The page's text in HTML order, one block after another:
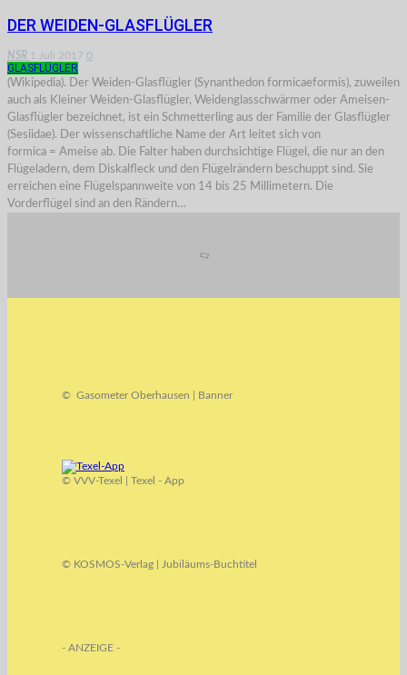
DER WEIDEN-GLASFLÜGLER
NSR 1.Juli 2017 0
GLASFLÜGLER
(Wikipedia). Der Weiden-Glasflügler (Synanthedon formicaeformis), zuweilen
auch als Kleiner Weiden-Glasflügler, Weidenglasschwärmer oder Ameisen-
Glasflügler bezeichnet, ist ein Schmetterling aus der Familie der Glasflügler
(Sesiidae). Der wissenschaftliche Name der Art leitet sich von
formica = Ameise ab. Die Falter haben durchsichtige Flügel, die nur an den
Flügeladern, dem Diskalfleck und den Flügelrändern beschuppt sind. Sie
erreichen eine Flügelspannweite von 14 bis 25 Millimetern. Die
Vorderflügel sind an den Rändern…
© Gasometer Oberhausen | Banner
© VVV-Texel | Texel - App
© KOSMOS-Verlag | Jubiläums-Buchtitel
- ANZEIGE -